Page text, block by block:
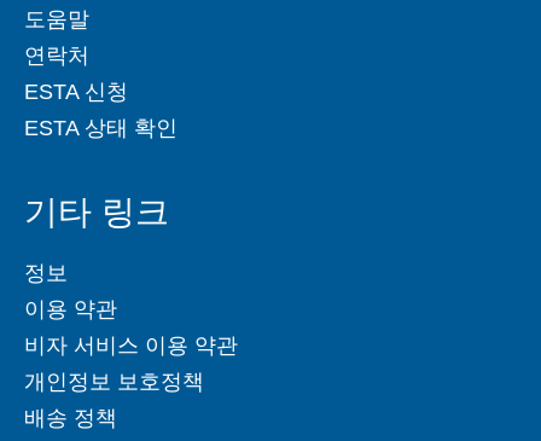
도움말
연락처
ESTA 신청
ESTA 상태 확인
기타 링크
정보
이용 약관
비자 서비스 이용 약관
개인정보 보호정책
배송 정책